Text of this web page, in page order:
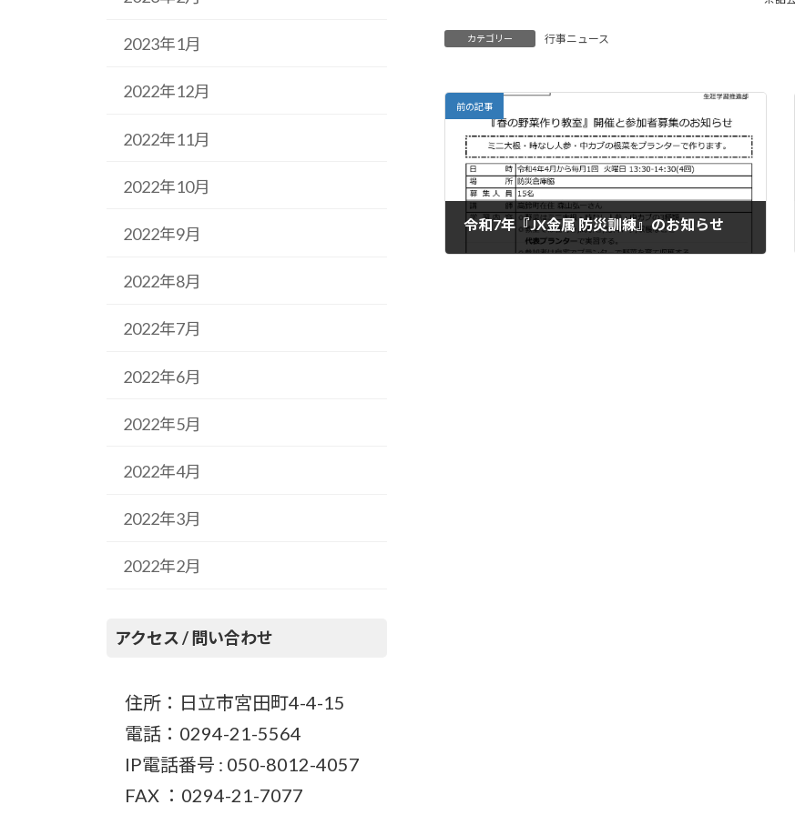
カテゴリー 行事ニュース
前の記事
令和7年『JX金属 防災訓練』のお知らせ
2023年1月
2022年12月
2022年11月
2022年10月
2022年9月
2022年8月
2022年7月
2022年6月
2022年5月
2022年4月
2022年3月
2022年2月
アクセス / 問い合わせ
住所：日立市宮田町4-4-15
電話：0294-21-5564
IP電話番号 : 050-8012-4057
FAX ：0294-21-7077